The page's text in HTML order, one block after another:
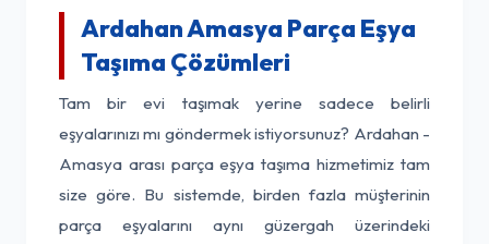
Ardahan Amasya Parça Eşya
Taşıma Çözümleri
Tam bir evi taşımak yerine sadece belirli
eşyalarınızı mı göndermek istiyorsunuz? Ardahan -
Amasya arası parça eşya taşıma hizmetimiz tam
size göre. Bu sistemde, birden fazla müşterinin
parça eşyalarını aynı güzergah üzerindeki